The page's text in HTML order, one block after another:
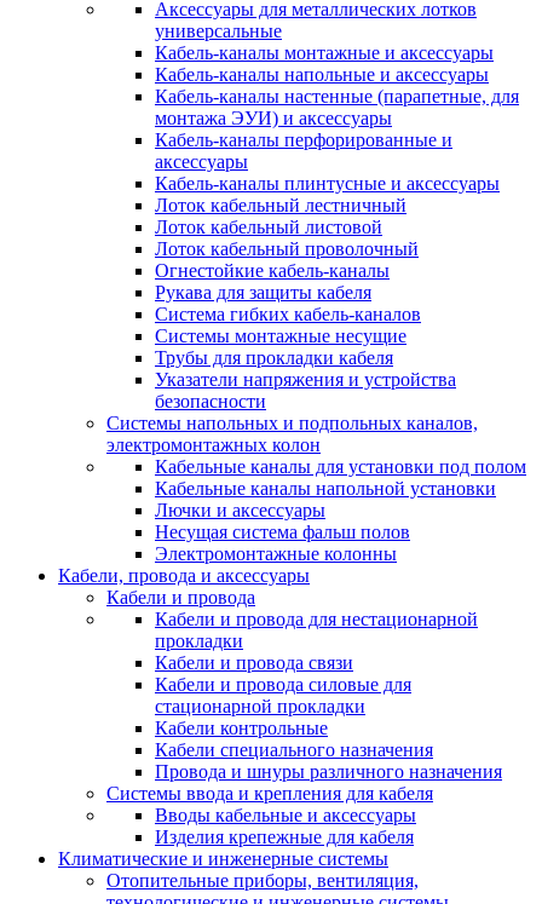
Аксессуары для металлических лотков
универсальные
Кабель-каналы монтажные и аксессуары
Кабель-каналы напольные и аксессуары
Кабель-каналы настенные (парапетные, для
монтажа ЭУИ) и аксессуары
Кабель-каналы перфорированные и
аксессуары
Кабель-каналы плинтусные и аксессуары
Лоток кабельный лестничный
Лоток кабельный листовой
Лоток кабельный проволочный
Огнестойкие кабель-каналы
Рукава для защиты кабеля
Система гибких кабель-каналов
Системы монтажные несущие
Трубы для прокладки кабеля
Указатели напряжения и устройства
безопасности
Системы напольных и подпольных каналов,
электромонтажных колон
Кабельные каналы для установки под полом
Кабельные каналы напольной установки
Лючки и аксессуары
Несущая система фальш полов
Электромонтажные колонны
Кабели, провода и аксессуары
Кабели и провода
Кабели и провода для нестационарной
прокладки
Кабели и провода связи
Кабели и провода силовые для
стационарной прокладки
Кабели контрольные
Кабели специального назначения
Провода и шнуры различного назначения
Системы ввода и крепления для кабеля
Вводы кабельные и аксессуары
Изделия крепежные для кабеля
Климатические и инженерные системы
Отопительные приборы, вентиляция,